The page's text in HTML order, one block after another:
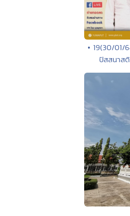
• 19(30/01/
ปัสสนาส